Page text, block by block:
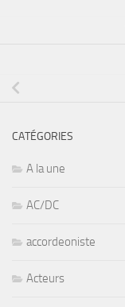
CATÉGORIES
A la une
AC/DC
accordeoniste
Acteurs